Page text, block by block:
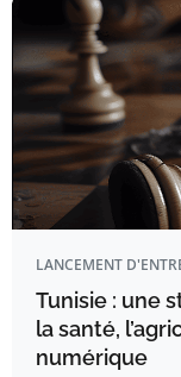
LANCEMENT
Tunisie : une
la santé,
numérique